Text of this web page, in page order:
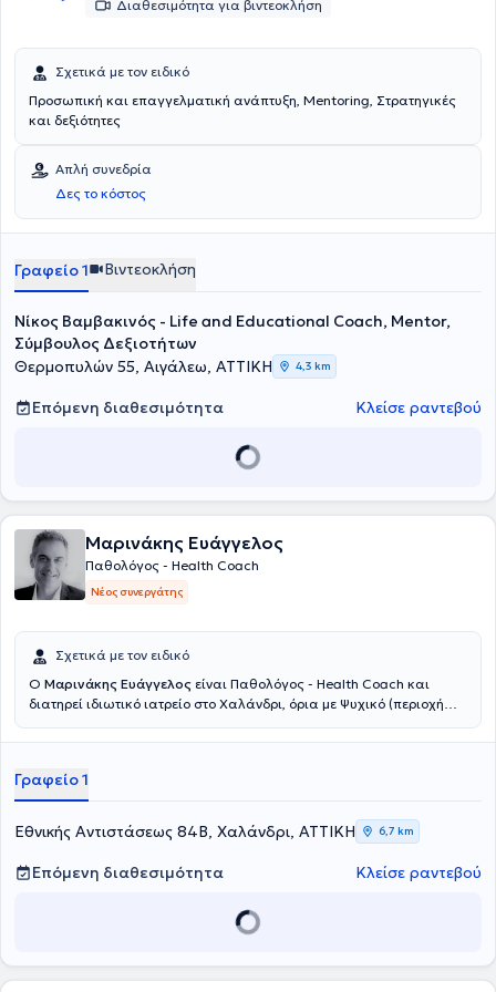
Διαθεσιμότητα για βιντεοκλήση
Σχετικά με τον ειδικό
Προσωπική και επαγγελματική ανάπτυξη, Mentoring, Στρατηγικές
και δεξιότητες
Απλή συνεδρία
Δες το κόστος
Γραφείο 1 Βιντεοκλήση
Νίκος Βαμβακινός - Life and Educational Coach, Mentor,
Σύμβουλος Δεξιοτήτων
Θερμοπυλών 55, Αιγάλεω, ΑΤΤΙΚΗ
4,3 km
Επόμενη διαθεσιμότητα Κλείσε ραντεβού
Μαρινάκης Ευάγγελος
Παθολόγος - Health Coach
Νέος συνεργάτης
Σχετικά με τον ειδικό
Ο Μαρινάκης Ευάγγελος είναι Παθολόγος - Health Coach και
διατηρεί ιδιωτικό ιατρείο στο Χαλάνδρι, όρια με Ψυχικό (περιοχή
Πανεπιστήμιο Θεσσαλονίκης. Με γνώσεις και μακροχρόνια
στους τομείς του health coaching και life coaching, της ψυχολογίας
της συμπεριφοράς και των βασικών αρχών της Γνωσιακής -
Συμπεριφορικής προσέγγισης, ο Μαρινάκης Ευάγγελος στέκεται με
ολιστικό πνεύμα δίπλα στον άνθρωπο και τον καθοδηγεί με
σύγχρονες μεθόδους στην επίτευξη των προσωπικών του στόχων
και διεκδικήσεων, σε ευρύτερα θέματα υγείας και προσωπικής
πρόκληση-στόχος στη ζωή, που αναλύεται σε σωματικές και μη
πρόκειται για χρόνια νοσήματα, όπως παχυσαρκία, σακχαρώδης
Γραφείο 1
Εθνικής Αντιστάσεως 84Β, Χαλάνδρι, ΑΤΤΙΚΗ 6,7 km
Επόμενη διαθεσιμότητα Κλείσε ραντεβού